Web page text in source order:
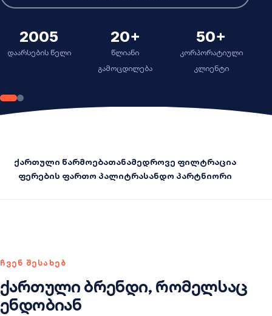
2005
დაარსების წელი
20+
წლიანი
გამოცდილება
50+
კორპორატიული
კლიენტი
ქართული წარმოებათანამედროვე ფილტრაცია
ფერების ფართო პალიტრასანდო პარტნიორი
ᲩᲕᲔᲜ ᲨᲔᲡᲐᲮᲔᲑ
ქართული ბრენდი, რომელსაც
ენდობიან